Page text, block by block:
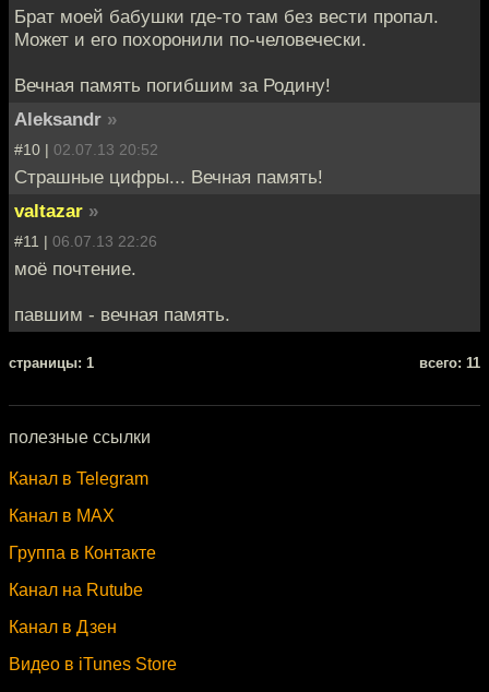
Брат моей бабушки где-то там без вести пропал.
Может и его похоронили по-человечески.
Вечная память погибшим за Родину!
Aleksandr »
#10 | 02.07.13 20:52
Страшные цифры... Вечная память!
valtazar »
#11 | 06.07.13 22:26
моё почтение.
павшим - вечная память.
cтраницы: 1 всего: 11
полезные ссылки
Канал в Telegram
Канал в MAX
Группа в Контакте
Канал на Rutube
Канал в Дзен
Видео в iTunes Store